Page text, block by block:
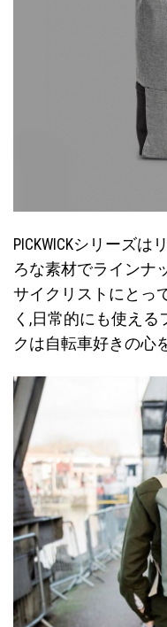
PICKWICKシリーズ
ろな素材でラインナ
サイクリストにとっ
く,日常的にも使え
クは自転車好きの心